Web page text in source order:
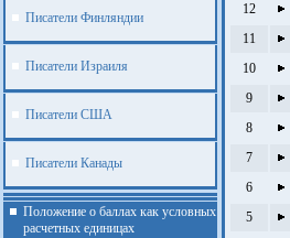
Писатели Финляндии
Писатели Израиля
Писатели США
Писатели Канады
Положение о баллах как условных
расчетных единицах
12
11
10
9
8
7
6
5